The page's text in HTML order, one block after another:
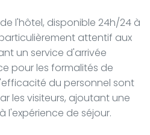
l'hôtel, disponible 24h/24 à
attentif aux
un service d'arrivée
pour les formalités de
du personnel sont
les visiteurs, ajoutant une
l'expérience de séjour.